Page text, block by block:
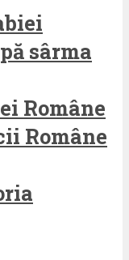
sârma
Române
Române